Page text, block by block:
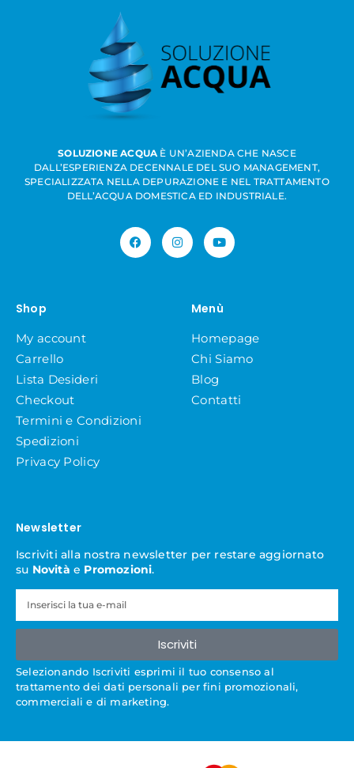
SOLUZIONE ACQUA È UN’AZIENDA CHE NASCE
DALL’ESPERIENZA DECENNALE DEL SUO MANAGEMENT,
SPECIALIZZATA NELLA DEPURAZIONE E NEL TRATTAMENTO
DELL’ACQUA DOMESTICA ED INDUSTRIALE.
Shop
My account
Carrello
Lista Desideri
Checkout
Termini e Condizioni
Spedizioni
Privacy Policy
Menù
Homepage
Chi Siamo
Blog
Contatti
Newsletter
Iscriviti alla nostra newsletter per restare aggiornato
su Novità e Promozioni.
Iscriviti
Selezionando Iscriviti esprimi il tuo consenso al
trattamento dei dati personali per fini promozionali,
commerciali e di marketing.